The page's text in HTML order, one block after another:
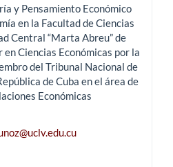
y Pensamiento Económico
en la Facultad de Ciencias
Central “Marta Abreu” de
en Ciencias Económicas por la
del Tribunal Nacional de
de Cuba en el área de
Económicas